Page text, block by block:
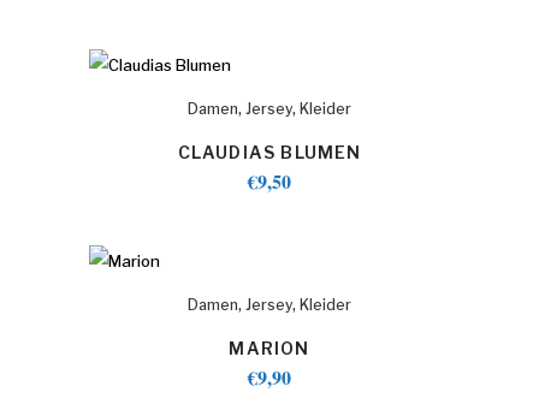
Damen, Jersey, Kleider
CLAUDIAS BLUMEN
€9,50
Damen, Jersey, Kleider
MARION
€9,90